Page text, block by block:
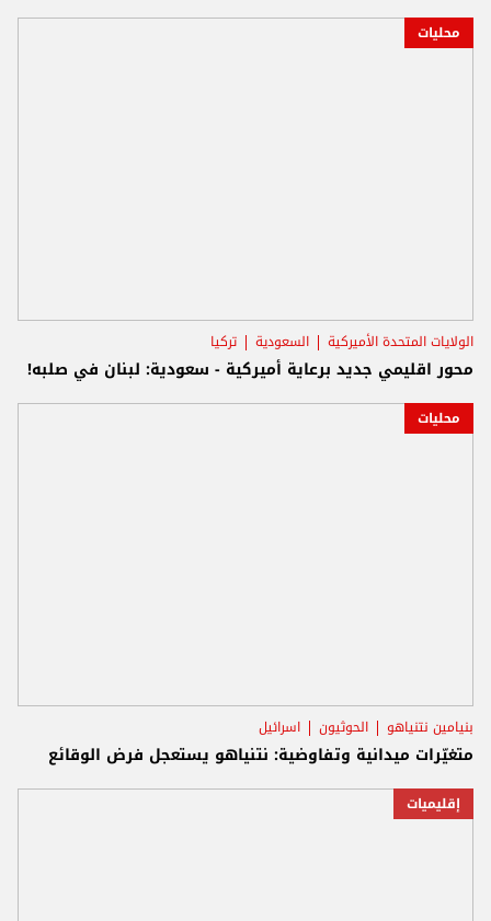
محليات
الولايات المتحدة الأميركية السعودية تركيا
محور اقليمي جديد برعاية أميركية - سعودية: لبنان في صلبه!
محليات
بنيامين نتنياهو الحوثيون اسرائيل
متغيّرات ميدانية وتفاوضية: نتنياهو يستعجل فرض الوقائع
إقليميات